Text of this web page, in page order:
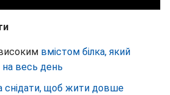
вмістом білка, який
на весь день
снідати, щоб жити довше